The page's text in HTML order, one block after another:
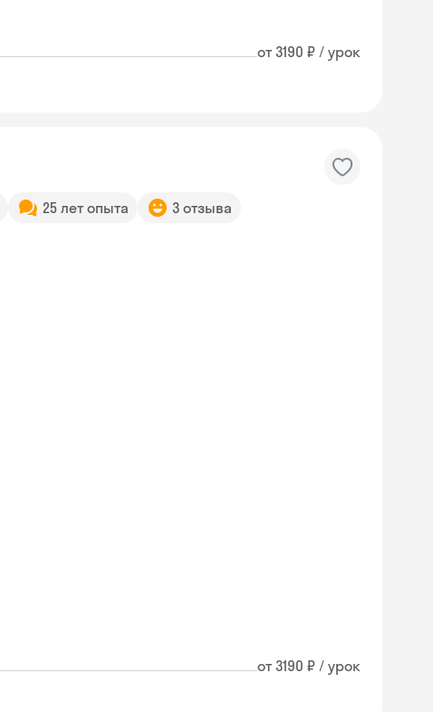
от 3190 ₽ / урок
25 лет опыта 3 отзыва
от 3190 ₽ / урок